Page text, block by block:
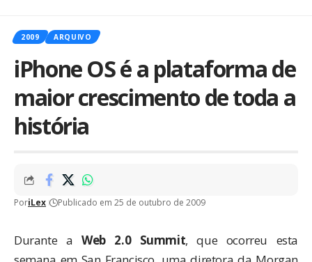
2009 ARQUIVO
iPhone OS é a plataforma de
maior crescimento de toda a
história
PoriLex Publicado em 25 de outubro de 2009
Durante a Web 2.0 Summit, que ocorreu esta